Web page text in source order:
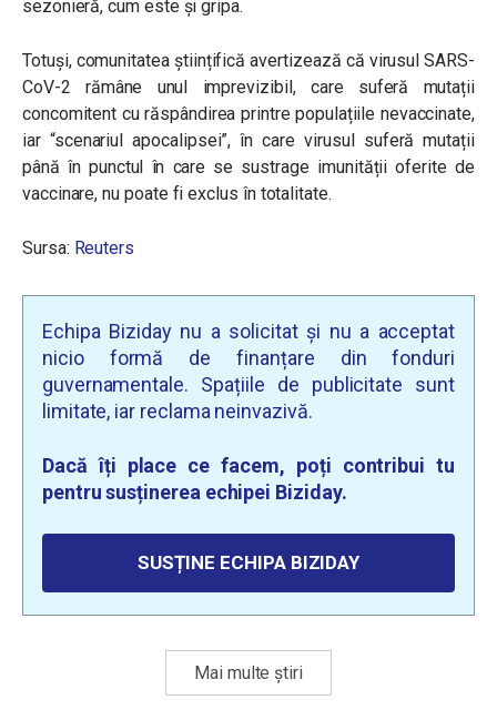
sezonieră, cum este și gripa.
Totuși, comunitatea științifică avertizează că virusul SARS-
CoV-2 rămâne unul imprevizibil, care suferă mutații
concomitent cu răspândirea printre populațiile nevaccinate,
iar “scenariul apocalipsei”, în care virusul suferă mutații
până în punctul în care se sustrage imunității oferite de
vaccinare, nu poate fi exclus în totalitate.
Sursa: Reuters
Echipa Biziday nu a solicitat și nu a acceptat
nicio formă de finanțare din fonduri
guvernamentale. Spațiile de publicitate sunt
limitate, iar reclama neinvazivă.
Dacă îți place ce facem, poți contribui tu
pentru susținerea echipei Biziday.
SUSȚINE ECHIPA BIZIDAY
Mai multe știri